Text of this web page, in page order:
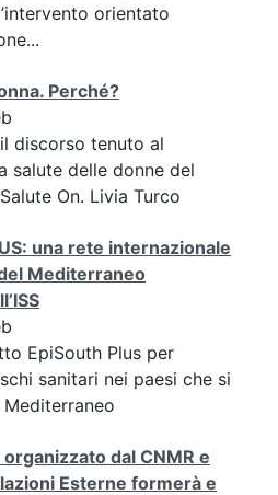
orientato
Perché?
discorso tenuto al
salute delle donne del
On. Livia Turco
una rete internazionale
Mediterraneo
EpiSouth Plus per
sanitari nei paesi che si
dal CNMR e
Esterne formerà e